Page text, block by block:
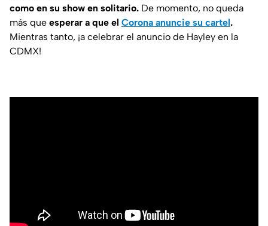
como en su show en solitario. De momento, no queda
más que esperar a que el Corona anuncie su cartel.
Mientras tanto, ¡a celebrar el anuncio de Hayley en la
CDMX!